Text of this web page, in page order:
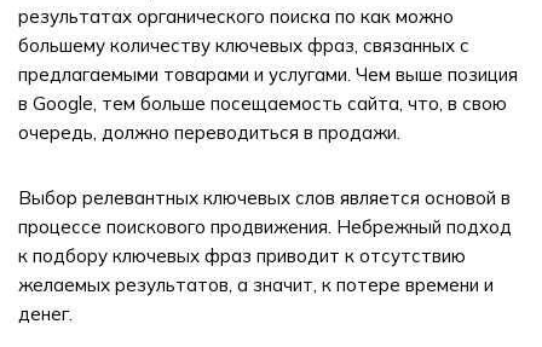
результатах органического поиска по как можно
большему количеству ключевых фраз, связанных с
предлагаемыми товарами и услугами. Чем выше позиция
в Google, тем больше посещаемость сайта, что, в свою
очередь, должно переводиться в продажи.
Выбор релевантных ключевых слов является основой в
процессе поискового продвижения. Небрежный подход
к подбору ключевых фраз приводит к отсутствию
желаемых результатов, а значит, к потере времени и
денег.